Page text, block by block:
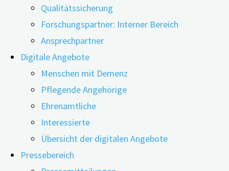
Qualitätssicherung
Forschungspartner: Interner Bereich
Ansprechpartner
Digitale Angebote
Menschen mit Demenz
Pflegende Angehörige
Ehrenamtliche
Interessierte
Übersicht der digitalen Angebote
Pressebereich
Möchten Sie auf dem Laufenden bleiben zu aktuellen
Themen rund um die Demenzforschung? Dann
abonnieren Sie unseren „Science Watch-Newsletter –
wissenschaftliche Informationen leicht verständlich
aufbereitet“. Er enthält Neuigkeiten aus der
internationalen Fachliteratur, von Informationen zur
Prävention und zu vermeidbaren Risikofaktoren über
Fragen zum Umgang mit Demenzerkrankungen bis hin
zu digitalen Angeboten. Regelmäßig werden auch